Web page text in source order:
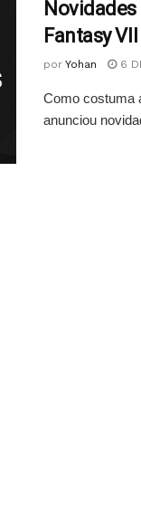
Fantasy
por Yohan 6
Como costuma
anunciou